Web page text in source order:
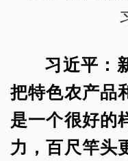
习近平：
把特色农产品
是一个很好的
力，百尺竿头